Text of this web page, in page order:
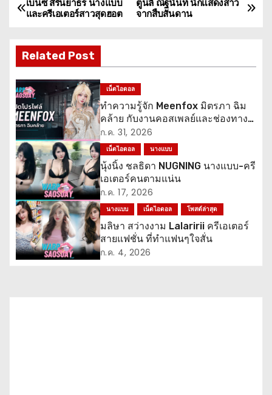
แ
ะ
แ
น
ว
เ
รื่
อ
ง
ตูนลี่ ณัฐนันท์ นักแสดงสาว
จากสืบสันดาน
เบนซ์ สิรินยาธร นางแบบ
และครีเอเตอร์สาวสุดฮอต
Related Post
เน็ตไอดอล
ทำความรู้จัก Meenfox มิตรภา ฉิม
คล้าย กับงานคอสเพลย์และช่องทาง
ติดตาม
ก.ค. 31, 2026
เน็ตไอดอล นางแบบ
นุ้งนิ้ง ชลธิดา NUGNING นางแบบ-ครี
เอเตอร์คนตามแน่น
ก.ค. 17, 2026
นางแบบ เน็ตไอดอล โพสต์ล่าสุด
มลิษา สว่างงาม Lalaririi ครีเอเตอร์
สายแฟชั่น ที่ทำแฟนๆใจสั่น
ก.ค. 4, 2026